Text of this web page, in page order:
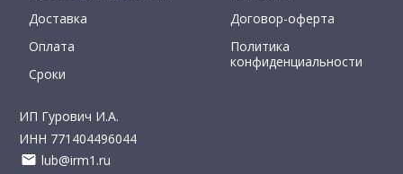
Доставка
Оплата
Сроки
Договор-оферта
Политика
конфиденциальности
ИП Гурович И.А.
ИНН 771404496044
lub@irm1.ru